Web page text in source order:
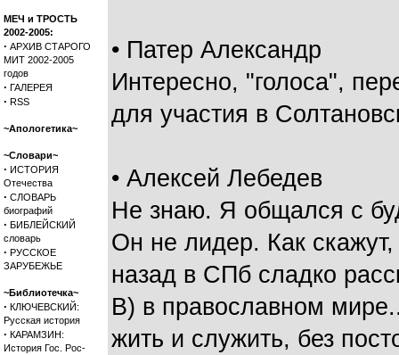
МЕЧ и ТРОСТЬ
2002-2005:
· АРХИВ СТАРОГО
МИТ 2002-2005
годов
· ГАЛЕРЕЯ
· RSS
~Апологетика~
~Словари~
· ИСТОРИЯ
Отечества
· СЛОВАРЬ
биографий
· БИБЛЕЙСКИЙ
словарь
· РУССКОЕ
ЗАРУБЕЖЬЕ
~Библиотечка~
· КЛЮЧЕВСКИЙ:
Русская история
· КАРАМЗИН:
История Гос. Рос-
• Патер Александр
Интересно, "голоса",
для участия в
• Алексей Лебедев
Не знаю. Я общался с
Он не лидер. Как скажут,
назад в СПб сладко
В) в православном
жить и служить, без